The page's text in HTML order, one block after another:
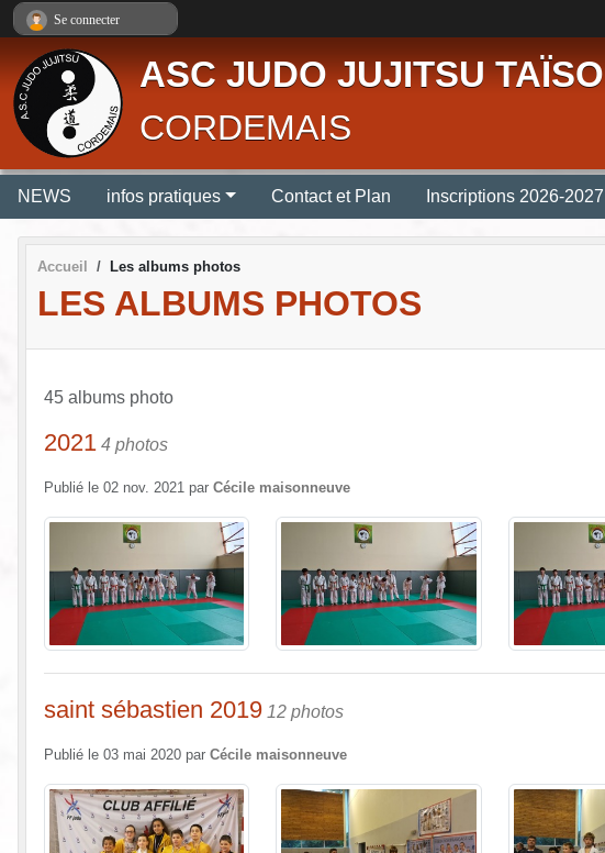
ASC JUDO JUJITSU TAÏSO
CORDEMAIS
NEWS infos pratiques Contact et Plan Inscriptions 2026-2027
Accueil Les albums photos
LES ALBUMS PHOTOS
45 albums photo
2021 4 photos
Publié le 02 nov. 2021 par Cécile maisonneuve
saint sébastien 2019 12 photos
Publié le 03 mai 2020 par Cécile maisonneuve
Se connecter
Panneau de gestion des cookies